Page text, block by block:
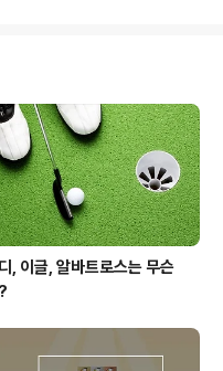
골퍼들
? 바로 몸
조를 한
이렇게 가
된 마음을
, 이글, 알바트로스는 무슨